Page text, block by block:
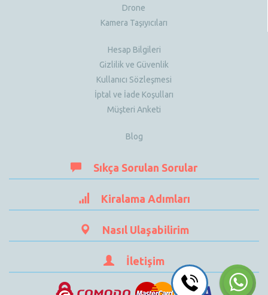
Drone
Kamera Taşıyıcıları
Hesap Bilgileri
Gizlilik ve Güvenlik
Kullanıcı Sözleşmesi
İptal ve İade Koşulları
Müşteri Anketi
Blog
Sıkça Sorulan Sorular
Kiralama Adımları
Nasıl Ulaşabilirim
İletişim